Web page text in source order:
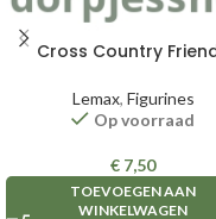
Cross Country
Lemax, Figurines
Op voorraad
€ 7,50
TOEVOEGEN AAN
WINKELWAGEN